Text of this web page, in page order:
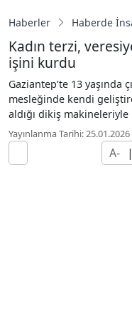
Haberler Haberde
Kadın terzi,
işini kurdu
Gaziantep’te 13 yaşında
mesleğinde kendi
aldığı dikiş
Yayınlanma Tarihi:
A- |